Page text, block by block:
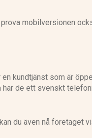
mobilversionen
kundtjänst som är
har de ett svenskt
du även nå företaget